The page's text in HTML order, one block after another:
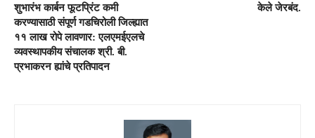
शुभारंभ कार्बन फूटप्रिंट कमी
करण्यासाठी संपूर्ण गडचिरोली जिल्ह्यात
११ लाख रोपे लावणार: एलएमईएलचे
व्यवस्थापकीय संचालक श्री. बी.
प्रभाकरन ह्यांचे प्रतिपादन
केले जेरबंद.